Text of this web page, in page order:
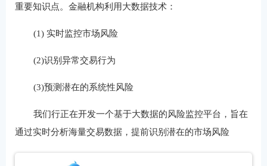
重要知识点。金融机构利用大数据技术：
(1) 实时监控市场风险
(2)识别异常交易行为
(3)预测潜在的系统性风险
我们行正在开发一个基于大数据的风险监控平台，旨在
通过实时分析海量交易数据，提前识别潜在的市场风险